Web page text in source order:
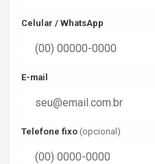
Celular / WhatsApp
E-mail
Telefone fixo (opcional)